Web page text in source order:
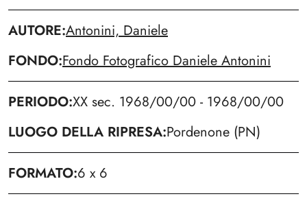
AUTORE Antonini, Daniele
FONDO Fondo Fotografico Daniele Antonini
PERIODO XX sec. 1968/00/00 - 1968/00/00
LUOGO DELLA RIPRESA Pordenone (PN)
FORMATO 6 x 6